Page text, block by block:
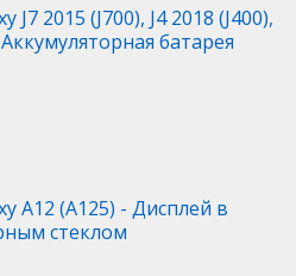
J7 2015 (J700), J4 2018 (J400),
батарея
A12 (A125) - Дисплей в
стеклом